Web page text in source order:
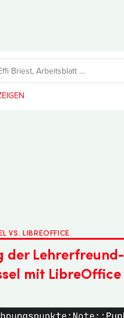
VS. LIBREOFFICE
der Lehrerfreund-
mit LibreOffice